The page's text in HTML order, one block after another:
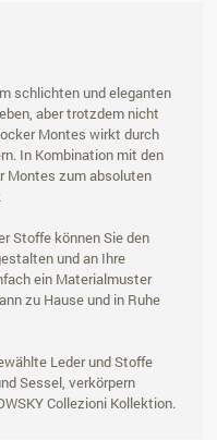
schlichten und eleganten
aber trotzdem nicht
Montes wirkt durch
In Kombination mit den
Montes zum absoluten
Stoffe können Sie den
und an Ihre
ein Materialmuster
zu Hause und in Ruhe
Leder und Stoffe
Sessel, verkörpern
Collezioni Kollektion.